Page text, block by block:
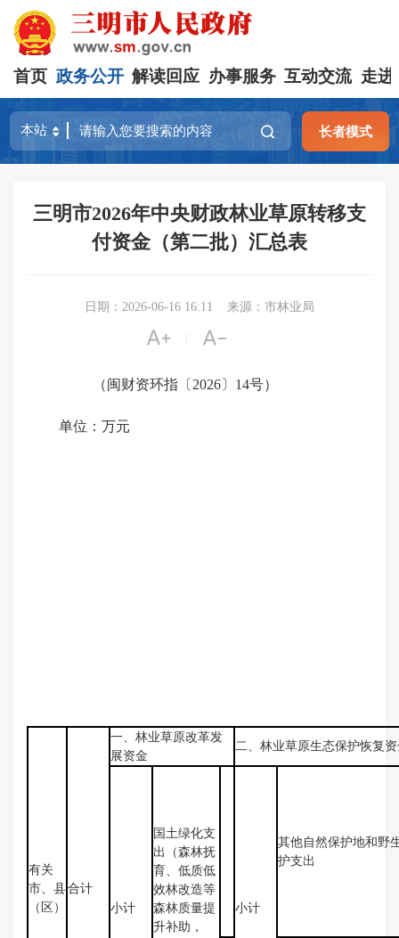
首页 政务公开 解读回应 办事服务 互动交流 走进
长者模式
三明市2026年中央财政林业草原转移支
付资金（第二批）汇总表
日期：2026-06-16 16:11 来源：市林业局
 
（闽财资环指〔2026〕14号）
单位：万元
有关
市、县
（区）
合计
一、林业草原改革发
展资金
二、林业草原生态保护恢复
小计
国土绿化支
出（森林抚
育、低质低
效林改造等
森林质量提
升补助，
小计
其他自然保护地和野
护支出